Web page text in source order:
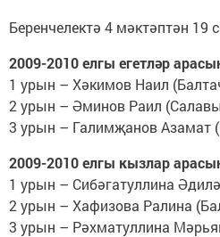
Беренчелектә 4 мәктәптән
2009-2010 елгы егетләр
1 урын – Хәкимов Наил
2 урын – Әминов Раил
3 урын – Галимҗанов Азамат
2009-2010 елгы кызлар
1 урын – Сибәгатуллина
2 урын – Хафизова Ралина
3 урын – Рәхматуллина